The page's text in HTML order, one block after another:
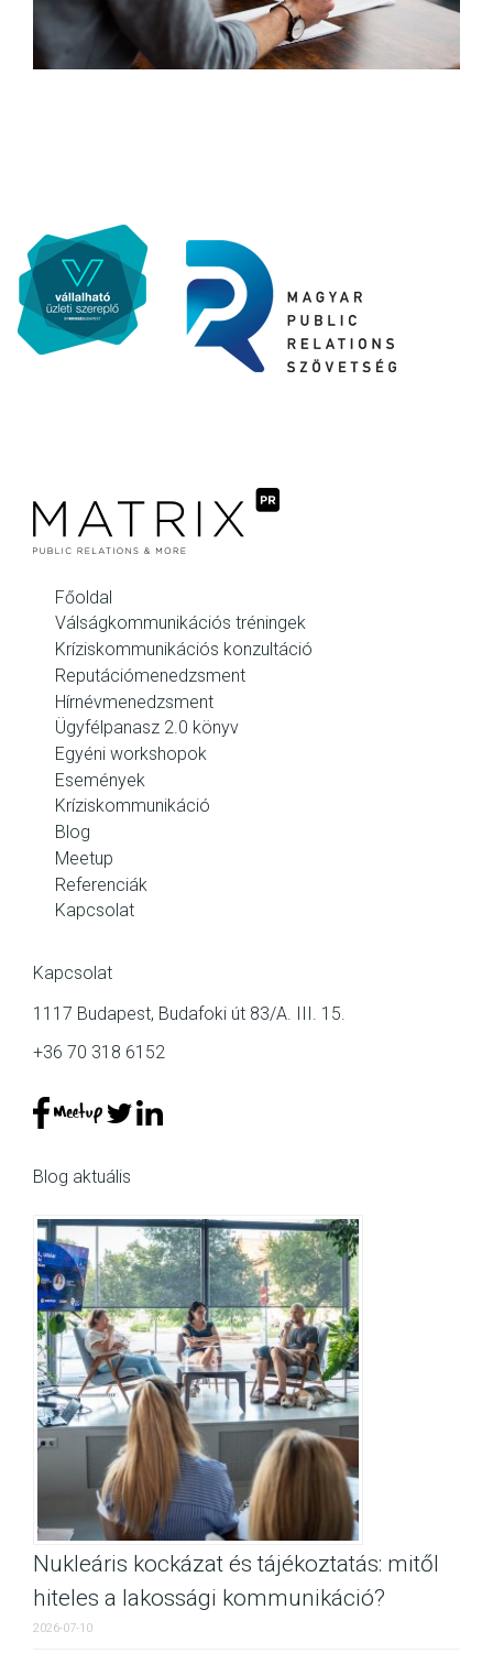
Főoldal
Válságkommunikációs tréningek
Kríziskommunikációs konzultáció
Reputációmenedzsment
Hírnévmenedzsment
Ügyfélpanasz 2.0 könyv
Egyéni workshopok
Események
Kríziskommunikáció
Blog
Meetup
Referenciák
Kapcsolat
Kapcsolat
1117 Budapest, Budafoki út 83/A. III. 15.
+36 70 318 6152
Blog aktuális
Nukleáris kockázat és tájékoztatás: mitől
hiteles a lakossági kommunikáció?
2026-07-10